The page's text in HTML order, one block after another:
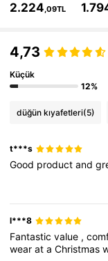
4,76 81K
4,76 81K
4,76
2.224,09TL
4,73
Küçük
12%
düğün kıyafetleri(5)
t***s
Good productand
l***8
Fantasticvalue ,
wearataChristmas